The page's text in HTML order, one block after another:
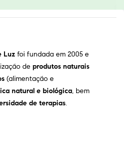
Luz foi fundada em 2005 e
de produtos naturais
(alimentação e
natural e biológica, bem
de terapias.